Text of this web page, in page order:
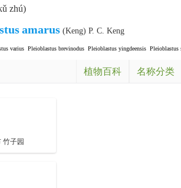
zhú)
amarus (Keng) P. C. Keng
varius Pleioblastus brevinodus Pleioblastus yingdeensis Pleioblastus
植物百科 名称分类
竹子园